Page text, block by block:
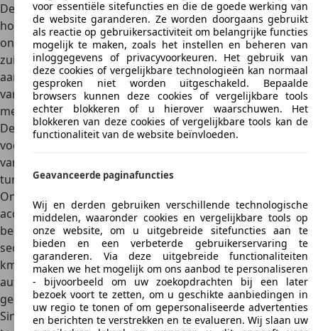
De
Cadillac CTS is een typische sedan aangepast aan de
hoge eisen van de Amerikaanse klanten. Die omvatten
onder meer krachtige motoren. Eenvoudige, meestal zeer
zuinige uitvoeringen worden bij de Cadillac CTS niet
aangeboden. Deze isaltijd voorzien van krachtige
varianten, zodat veel rijplezier gegarandeerd is. Dat geldt
met name voor de derde generatie van het voertuig.
De Cadillac CTS bracht al meer danvoldoende vermogen
voor dagelijks gebruik in de gewone standaardversie die
vanaf 2013 aan klanten wordt verkocht. De 2,0-liter
turbobenzinemotor levert tot277 pk en tot 400 Nm
Ondanks zijn enorme omvang en hoge leeggewicht
accelereert de Cadillac CTS lichtvoetig. Vanuit stilstand
bereikt het model 100 km/u iniets minder dan 6,6
seconden. De maximumsnelheid wordt vermeld als250
km/h
. Met deze motor belooft de Amerikaanse
autofabrikant een verbruik van ongeveer 8,4 liter per 100
gereden kilometers.
Sinds september 2015 is het mogelijk om de Cadillac CTS-V
voor essentiële sitefuncties en die de goede werking van
de website garanderen. Ze worden doorgaans gebruikt
als reactie op gebruikersactiviteit om belangrijke functies
mogelijk te maken, zoals het instellen en beheren van
inloggegevens of privacyvoorkeuren. Het gebruik van
deze cookies of vergelijkbare technologieën kan normaal
gesproken niet worden uitgeschakeld. Bepaalde
browsers kunnen deze cookies of vergelijkbare tools
echter blokkeren of u hierover waarschuwen. Het
blokkeren van deze cookies of vergelijkbare tools kan de
functionaliteit van de website beïnvloeden.
Geavanceerde paginafuncties
Wij en derden gebruiken verschillende technologische
middelen, waaronder cookies en vergelijkbare tools op
onze website, om u uitgebreide sitefuncties aan te
bieden en een verbeterde gebruikerservaring te
garanderen. Via deze uitgebreide functionaliteiten
maken we het mogelijk om ons aanbod te personaliseren
- bijvoorbeeld om uw zoekopdrachten bij een later
bezoek voort te zetten, om u geschikte aanbiedingen in
uw regio te tonen of om gepersonaliseerde advertenties
en berichten te verstrekken en te evalueren. Wij slaan uw